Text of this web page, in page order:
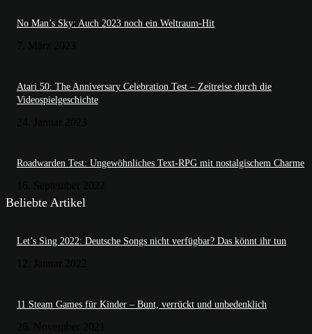
No Man’s Sky: Auch 2023 noch ein Weltraum-Hit
Atari 50: The Anniversary Celebration Test – Zeitreise durch die
Videospielgeschichte
Roadwarden Test: Ungewöhnliches Text-RPG mit nostalgischem Charme
Beliebte Artikel
Let’s Sing 2022: Deutsche Songs nicht verfügbar? Das könnt ihr tun
11 Steam Games für Kinder – Bunt, verrückt und unbedenklich